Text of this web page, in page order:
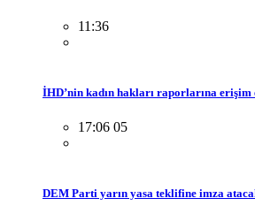
11:36
İHD’nin kadın hakları raporlarına
17:06 05
DEM Parti yarın yasa teklifine imza